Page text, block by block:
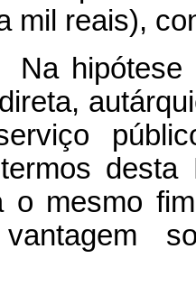
mil reais),
hipótese
o mesmo